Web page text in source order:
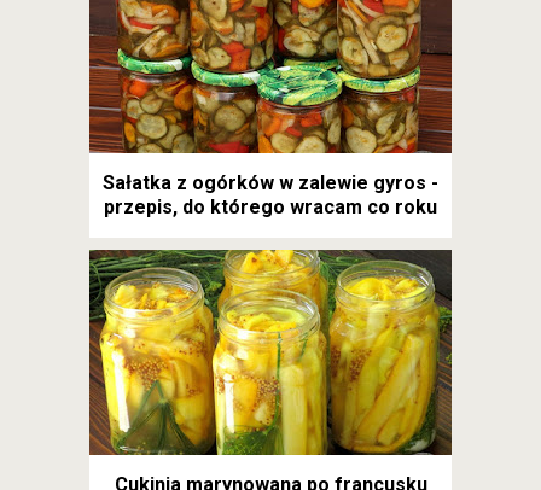
Sałatka z ogórków w zalewie gyros -
przepis, do którego wracam co roku
Cukinia marynowana po francusku